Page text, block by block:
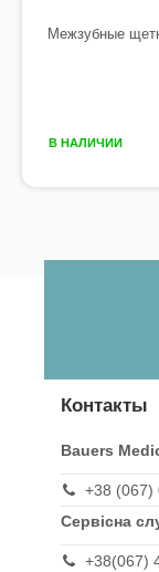
Межзубные
В НАЛИЧИИ
Контакты
Bauers
+38 (067)
Сервісна
+38(067)